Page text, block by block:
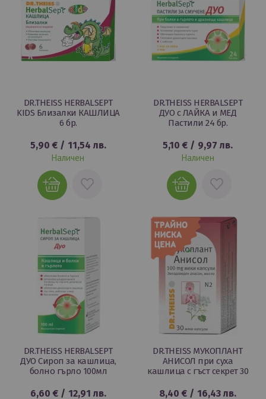
DR.THEISS HERBALSEPT
KIDS Близалки КАШЛИЦА
6 бр.
5,90 €/ 11,54 лв.
Наличен
ДОБАВИ
ЛЮБИМИ
DR.THEISS HERBALSEPT
ДУО с ЛАЙКА и МЕД
Пастили 24 бр.
5,10 € / 9,97 лв.
Наличен
ДОБАВИ
ЛЮБИМИ
DR.THEISS HERBALSEPT
ДУО Сироп за кашлица,
болно гърло 100мл
6,60 €/ 12,91 лв.
DR.THEISS МУКОПЛАНТ
АНИСОЛ при суха
кашлица с гъст секрет 30
8,40 € / 16,43 лв.